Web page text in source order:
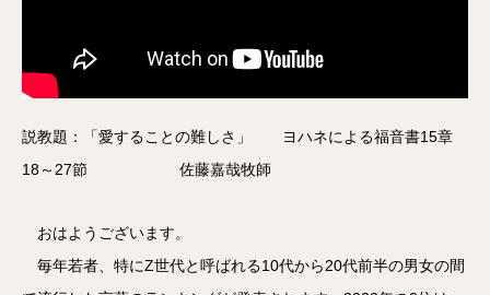
説教題：「愛することの難しさ」 ヨハネによる福音書15章
18～27節 佐藤嘉哉牧師
おはようございます。
毎年若者、特にZ世代と呼ばれる10代から20代前半の男女の間